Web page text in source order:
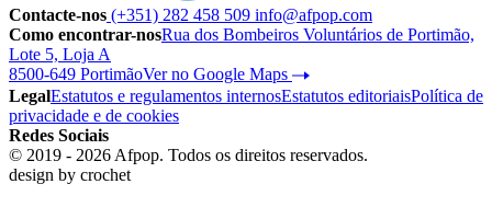
Contacte-nos (+351) 282 458 509 info@afpop.com
Como encontrar-nosRua dos Bombeiros Voluntários de Portimão,
Lote 5, Loja A
8500-649 PortimãoVer no Google Maps
LegalEstatutos e regulamentos internosEstatutos editoriaisPolítica de
privacidade e de cookies
Redes Sociais
© 2019 - 2026 Afpop. Todos os direitos reservados.
design by crochet